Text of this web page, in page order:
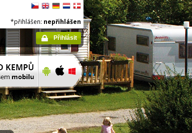
*přihlášen: nepřihlášen
Přihlásit